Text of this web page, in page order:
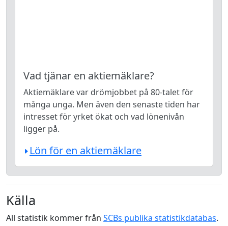
Vad tjänar en aktiemäklare?
Aktiemäklare var drömjobbet på 80-talet för
många unga. Men även den senaste tiden har
intresset för yrket ökat och vad lönenivån
ligger på.
Lön för en aktiemäklare
Källa
All statistik kommer från SCBs publika statistikdatabas.